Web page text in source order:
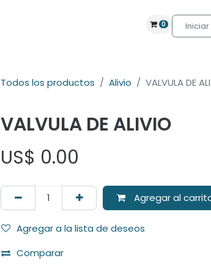
0
Todos los productos Alivio VALVULA DE
VALVULA DE ALIVIO
US$ 0.00
Agregar al
Agregar a la lista de deseos
Comparar